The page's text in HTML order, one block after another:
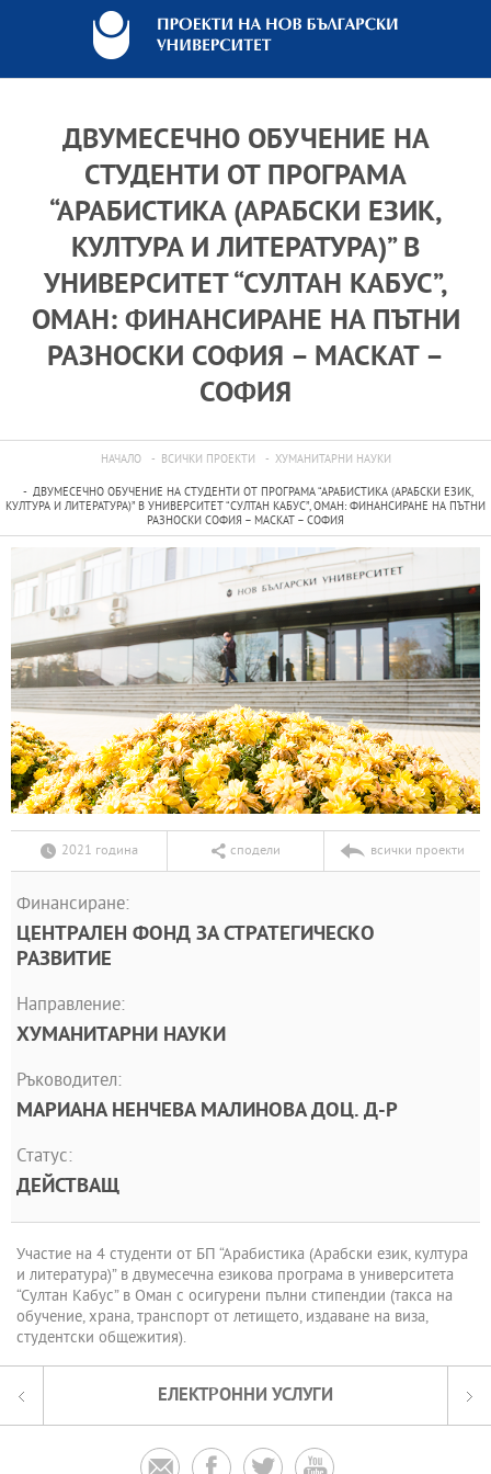
ДВУМЕСЕЧНО ОБУЧЕНИЕ НА
СТУДЕНТИ ОТ ПРОГРАМА
“АРАБИСТИКА (АРАБСКИ ЕЗИК,
КУЛТУРА И ЛИТЕРАТУРА)” В
УНИВЕРСИТЕТ “СУЛТАН КАБУС”,
ОМАН: ФИНАНСИРАНЕ НА ПЪТНИ
РАЗНОСКИ СОФИЯ – МАСКАТ –
СОФИЯ
НАЧАЛО ВСИЧКИ ПРОЕКТИ ХУМАНИТАРНИ НАУКИ
ДВУМЕСЕЧНО ОБУЧЕНИЕ НА СТУДЕНТИ ОТ ПРОГРАМА “АРАБИСТИКА (АРАБСКИ ЕЗИК,
КУЛТУРА И ЛИТЕРАТУРА)” В УНИВЕРСИТЕТ “СУЛТАН КАБУС”, ОМАН: ФИНАНСИРАНЕ НА ПЪТНИ
РАЗНОСКИ СОФИЯ – МАСКАТ – СОФИЯ
2021 година сподели всички проекти
Финансиране:
ЦЕНТРАЛЕН ФОНД ЗА СТРАТЕГИЧЕСКО
РАЗВИТИЕ
Направление:
ХУМАНИТАРНИ НАУКИ
Ръководител:
МАРИАНА НЕНЧЕВА МАЛИНОВА ДОЦ. Д-Р
Статус:
ДЕЙСТВАЩ
Участие на 4 студенти от БП “Арабистика (Арабски език, култура
и литература)” в двумесечна езикова програма в университета
“Султан Кабус” в Оман с осигурени пълни стипендии (такса на
обучение, храна, транспорт от летището, издаване на виза,
студентски общежития).
ЕЛЕКТРОННИ УСЛУГИ
   